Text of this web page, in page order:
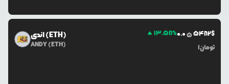
اندی (ETH)
ANDY (ETH)
13.58%0.055482$
1تومان